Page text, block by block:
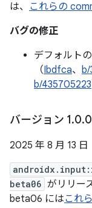
は、 これらの
バグの修正
デフォルトの
（Ibdfca、 b/
b/435705223
バージョン 1.0.
2025 年 8 月 13 日
beta06 がリリー
beta06 にはこれ